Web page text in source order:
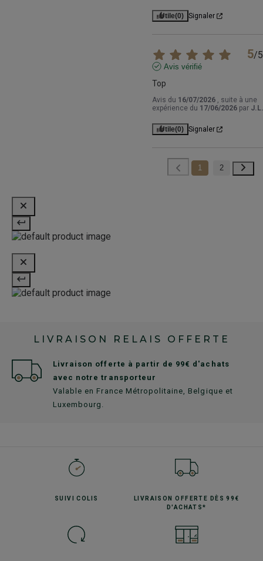
Utile(0) Signaler
5/5
Avis vérifié
Top
Avis du 16/07/2026 , suite à une
expérience du 17/06/2026 par J.L.
Utile(0) Signaler
1 2
LIVRAISON RELAIS OFFERTE
Livraison offerte à partir de 99€ d'achats
avec notre transporteur
Valable en France Métropolitaine, Belgique et
Luxembourg.
SUIVICOLIS LIVRAISON OFFERTE
DÈS 99€
D'ACHATS*